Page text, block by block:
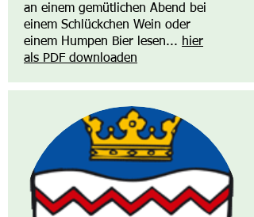
an einem gemütlichen Abend bei
einem Schlückchen Wein oder
einem Humpen Bier lesen... hier
als PDF downloaden